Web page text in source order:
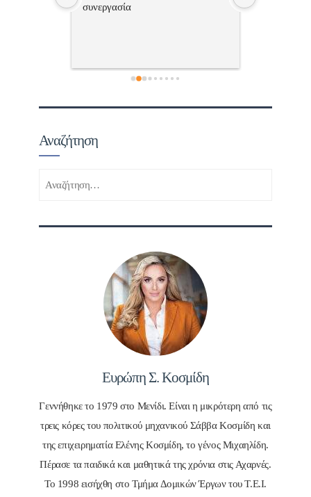
συνεργασία
Αναζήτηση
Ευρώπη Σ. Κοσμίδη
Γεννήθηκε το 1979 στο Μενίδι. Είναι η μικρότερη από τις
τρεις κόρες του πολιτικού μηχανικού Σάββα Κοσμίδη και
της επιχειρηματία Ελένης Κοσμίδη, το γένος Μιχαηλίδη.
Πέρασε τα παιδικά και μαθητικά της χρόνια στις Αχαρνές.
Το 1998 εισήχθη στο Τμήμα Δομικών Έργων του Τ.Ε.Ι.